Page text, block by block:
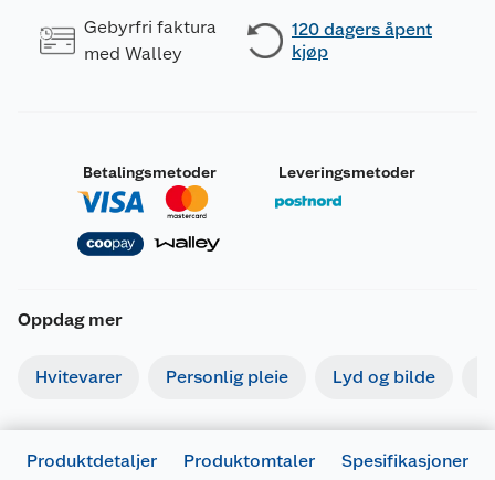
Gebyrfri faktura
med Walley
120 dagers åpent
kjøp
Betalingsmetoder Leveringsmetoder
Oppdag mer
Hvitevarer Personlig pleie Lyd og bilde
Produktdetaljer Produktomtaler Spesifikasjoner